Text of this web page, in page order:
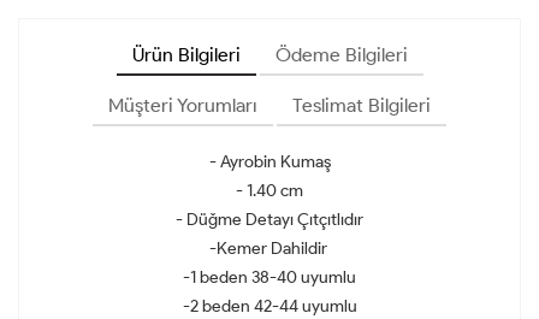
Ürün Bilgileri Ödeme Bilgileri
Müşteri Yorumları Teslimat Bilgileri
- Ayrobin Kumaş
- 1.40 cm
- Düğme Detayı Çıtçıtlıdır
-Kemer Dahildir
-1 beden 38-40 uyumlu
-2 beden 42-44 uyumlu